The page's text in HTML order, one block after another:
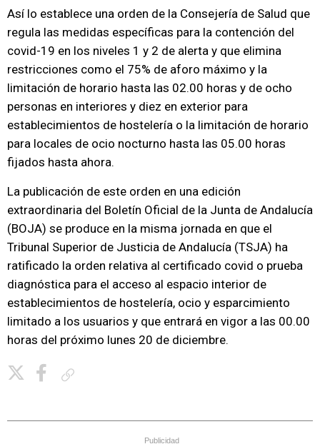
Así lo establece una orden de la Consejería de Salud que
regula las medidas específicas para la contención del
covid-19 en los niveles 1 y 2 de alerta y que elimina
restricciones como el 75% de aforo máximo y la
limitación de horario hasta las 02.00 horas y de ocho
personas en interiores y diez en exterior para
establecimientos de hostelería o la limitación de horario
para locales de ocio nocturno hasta las 05.00 horas
fijados hasta ahora.
La publicación de este orden en una edición
extraordinaria del Boletín Oficial de la Junta de Andalucía
(BOJA) se produce en la misma jornada en que el
Tribunal Superior de Justicia de Andalucía (TSJA) ha
ratificado la orden relativa al certificado covid o prueba
diagnóstica para el acceso al espacio interior de
establecimientos de hostelería, ocio y esparcimiento
limitado a los usuarios y que entrará en vigor a las 00.00
horas del próximo lunes 20 de diciembre.
Publicidad